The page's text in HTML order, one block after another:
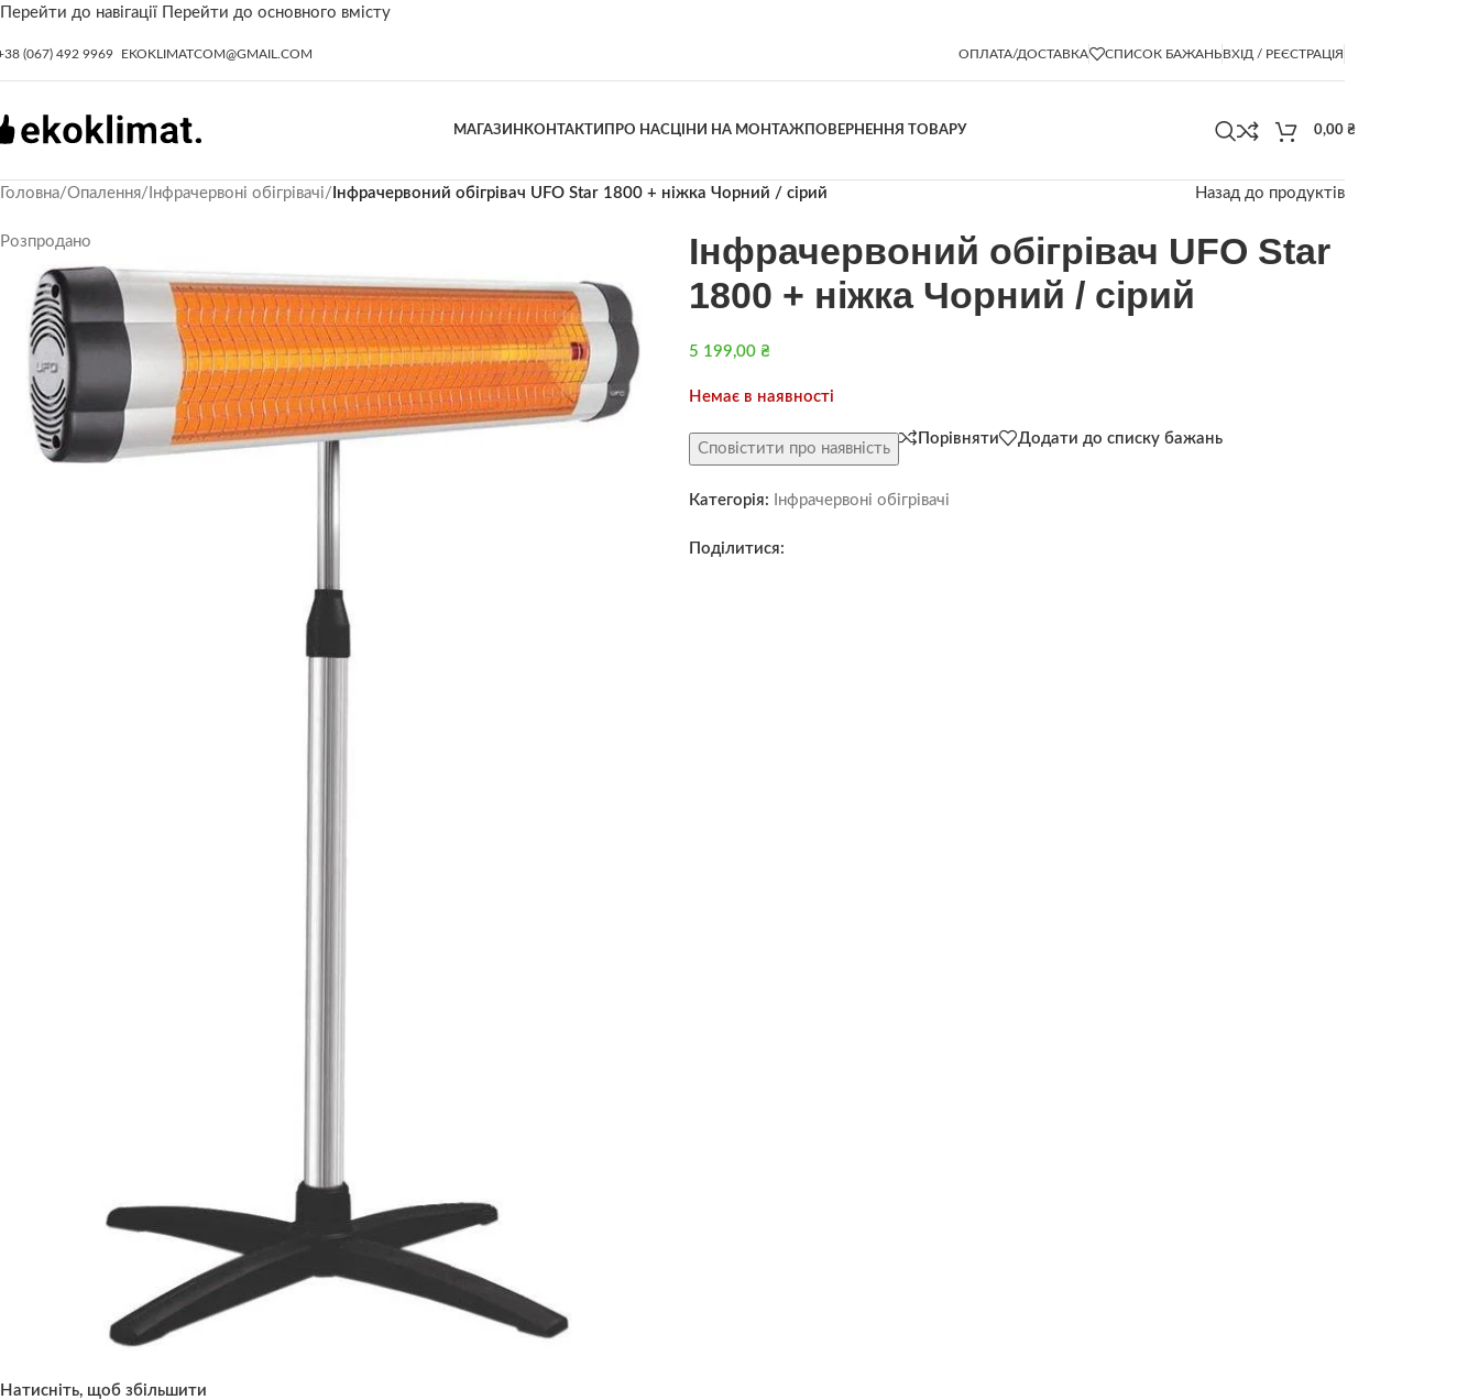
Перейти до навігації Перейти до основного вмісту
(067) 492 9969 EKOKLIMATCOM@GMAIL.COM ОПЛАТА/ДОСТАВКА СПИСОК БАЖАНЬВХІД / РЕЄСТРАЦІЯ
МАГАЗИН КОНТАКТИ ПРО НАСЦІНИ НА МОНТАЖПОВЕРНЕННЯ ТОВАРУ 0,00 ₴
Головна/Опалення/ Інфрачервоні обігрівачі/ Інфрачервоний обігрівач UFO Star 1800 + ніжка Чорний / сірий Назад до продуктів
Розпродано
Натисніть, щоб збільшити
Інфрачервоний обігрівач UFO Star
1800 + ніжка Чорний / сірий
5 199,00 ₴
Немає в наявності
Сповістити про наявність
Порівняти Додати до списку бажань
Категорія: Інфрачервоні обігрівачі
Поділитися: